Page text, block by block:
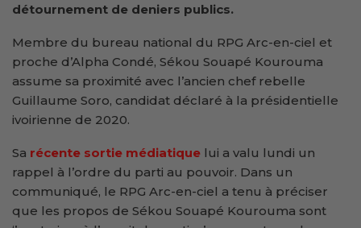
détournement de deniers publics.
Membre du bureau national du RPG Arc-en-ciel et
proche d’Alpha Condé, Sékou Souapé Kourouma
assume sa proximité avec l’ancien chef rebelle
Guillaume Soro, candidat déclaré à la présidentielle
ivoirienne de 2020.
Sa récente sortie médiatique lui a valu lundi un
rappel à l’ordre du parti au pouvoir. Dans un
communiqué, le RPG Arc-en-ciel a tenu à préciser
que les propos de Sékou Souapé Kourouma sont